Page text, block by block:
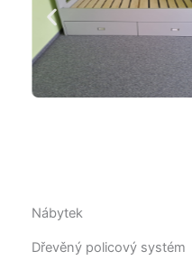
Nábytek
Dřevěný policový systém